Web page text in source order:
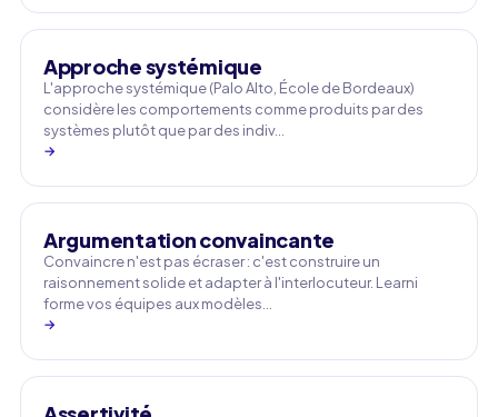
Approche systémique
L'approche systémique (Palo Alto, École de Bordeaux)
considère les comportements comme produits par des
systèmes plutôt que par des indiv…
→
Argumentation convaincante
Convaincre n'est pas écraser : c'est construire un
raisonnement solide et adapter à l'interlocuteur. Learni
forme vos équipes aux modèles…
→